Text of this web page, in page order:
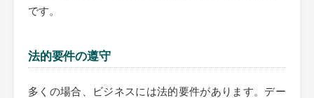
です。
法的要件の遵守
多くの場合、ビジネスには法的要件があります。デー